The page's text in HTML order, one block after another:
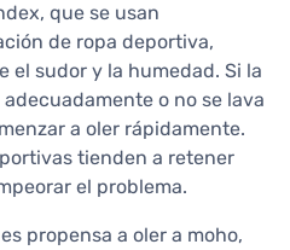
que se usan
de ropa deportiva,
el sudor y la humedad. Si la
o no se lava
a oler rápidamente.
tienden a retener
el problema.
propensa a oler a moho,